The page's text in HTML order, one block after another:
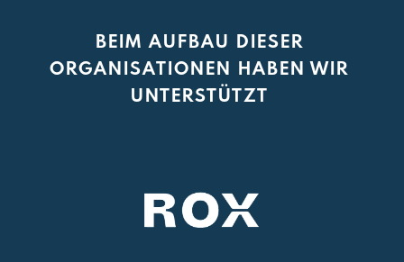
BEIM AUFBAU DIESER
ORGANISATIONEN HABEN WIR
UNTERSTÜTZT